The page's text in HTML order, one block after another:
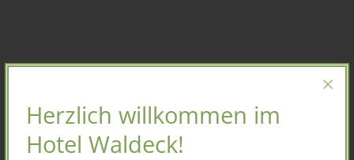
Herzlich willkommen im
Hotel Waldeck!